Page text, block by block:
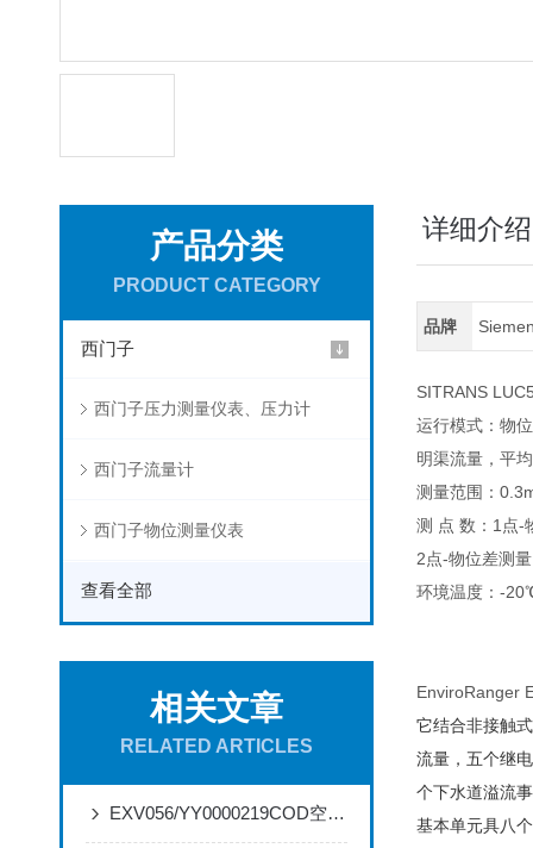
产品分类
PRODUCT CATEGORY
西门子
西门子压力测量仪表、压力计
西门子流量计
西门子物位测量仪表
查看全部
相关文章
RELATED ARTICLES
EXV056/YY0000219COD空气阀的特点和应用
详细介绍
品牌
SITRANS
运行模式：物
明渠流量，平
测量范围：
测 点 数：1点-
2点-物位差测量
环境温度：-
EnviroRanger
它结合非接触
流量，五个继
个下水道溢流
基本单元具八